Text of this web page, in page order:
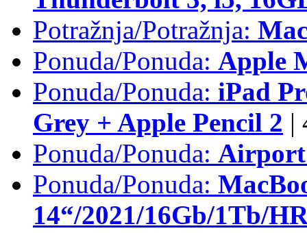
Potražnja/Potražnja:
Ponuda/Ponuda: Apple
Ponuda/Ponuda: iPad
Grey + Apple Pencil 2 |
Ponuda/Ponuda: Airport
Ponuda/Ponuda:
14“/2021/16Gb/1Tb/